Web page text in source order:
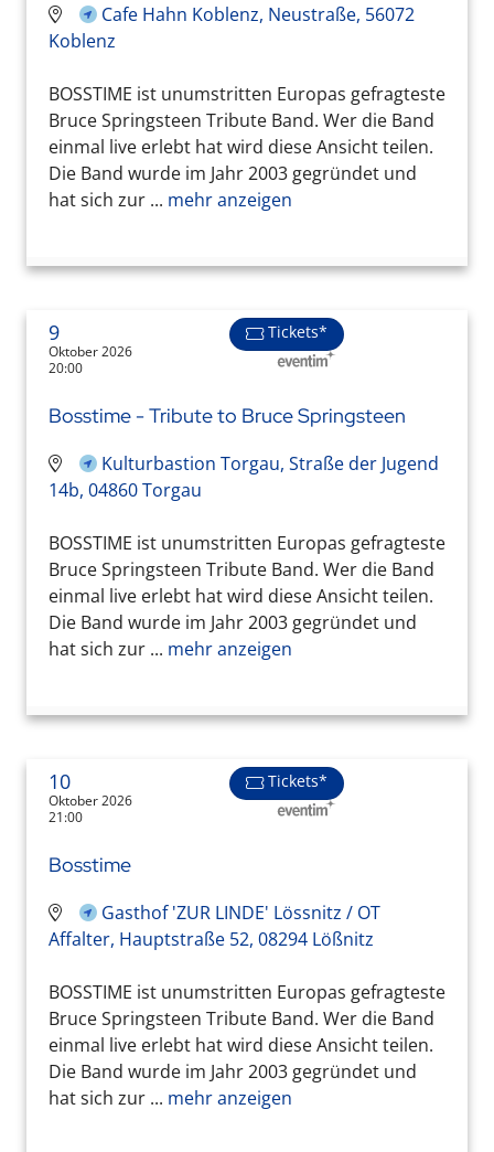
Cafe Hahn Koblenz, Neustraße, 56072
Koblenz
BOSSTIME ist unumstritten Europas gefragteste
Bruce Springsteen Tribute Band. Wer die Band
einmal live erlebt hat wird diese Ansicht teilen.
Die Band wurde im Jahr 2003 gegründet und
hat sich zur ... mehr anzeigen
9
Oktober 2026
20:00
Tickets*
Bosstime - Tribute to Bruce Springsteen
Kulturbastion Torgau, Straße der Jugend
14b, 04860 Torgau
BOSSTIME ist unumstritten Europas gefragteste
Bruce Springsteen Tribute Band. Wer die Band
einmal live erlebt hat wird diese Ansicht teilen.
Die Band wurde im Jahr 2003 gegründet und
hat sich zur ... mehr anzeigen
10
Oktober 2026
21:00
Tickets*
Bosstime
Gasthof 'ZUR LINDE' Lössnitz / OT
Affalter, Hauptstraße 52, 08294 Lößnitz
BOSSTIME ist unumstritten Europas gefragteste
Bruce Springsteen Tribute Band. Wer die Band
einmal live erlebt hat wird diese Ansicht teilen.
Die Band wurde im Jahr 2003 gegründet und
hat sich zur ... mehr anzeigen